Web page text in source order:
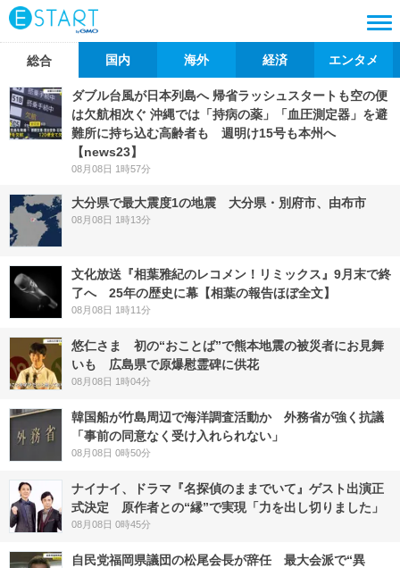
総合 国内 海外 経済 エンタメ
ダブル台風が日本列島へ 帰省ラッシュスタートも空の便
は欠航相次ぐ 沖縄では「持病の薬」「血圧測定器」を避
難所に持ち込む高齢者も 週明け15号も本州へ
【news23】
08月08日 1時57分
大分県で最大震度1の地震 大分県・別府市、由布市
08月08日 1時13分
文化放送『相葉雅紀のレコメン！リミックス』9月末で終
了へ 25年の歴史に幕【相葉の報告ほぼ全文】
08月08日 1時11分
悠仁さま 初の“おことば”で熊本地震の被災者にお見舞
いも 広島県で原爆慰霊碑に供花
08月08日 1時04分
韓国船が竹島周辺で海洋調査活動か 外務省が強く抗議
「事前の同意なく受け入れられない」
08月08日 0時50分
ナイナイ、ドラマ『名探偵のままでいて』ゲスト出演正
式決定 原作者との“縁”で実現「力を出し切りました」
08月08日 0時45分
自民党福岡県議団の松尾会長が辞任 最大会派で“異